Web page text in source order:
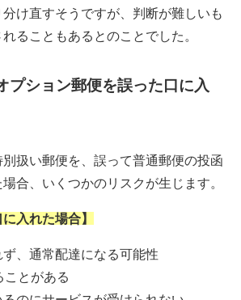
け直すそうですが、判断が難しいも
ることもあるとのことでした。
プション郵便を誤った口に入
扱い郵便を、誤って普通郵便の投函
合、いくつかのリスクが生じます。
入れた場合】
、通常配達になる可能性
ことがある